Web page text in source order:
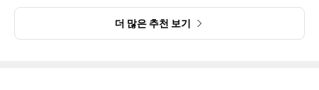
더 많은 추천 보기